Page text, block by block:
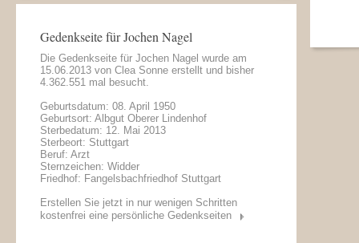
Gedenkseite für Jochen Nagel
Die Gedenkseite für Jochen Nagel wurde am
15.06.2013 von Clea Sonne erstellt und bisher
4.362.551 mal besucht.
Geburtsdatum: 08. April 1950
Geburtsort: Albgut Oberer Lindenhof
Sterbedatum: 12. Mai 2013
Sterbeort: Stuttgart
Beruf: Arzt
Sternzeichen: Widder
Friedhof: Fangelsbachfriedhof Stuttgart
Erstellen Sie jetzt in nur wenigen Schritten
kostenfrei eine persönliche Gedenkseiten